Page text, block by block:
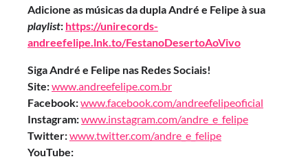
Adicione as músicas da dupla André e Felipe à sua
playlist: https://unirecords-
andreefelipe.lnk.to/FestanoDesertoAoVivo
Siga André e Felipe nas Redes Sociais!
Site:www.andreefelipe.com.br
Facebook:www.facebook.com/andreefelipeoficial
Instagram:www.instagram.com/andre_e_felipe
Twitter:www.twitter.com/andre_e_felipe
YouTube: